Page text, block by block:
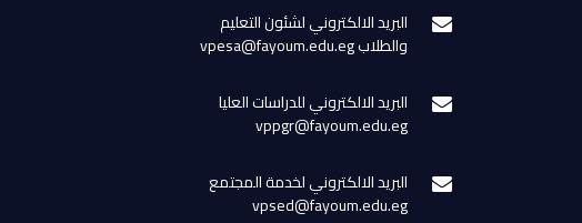
البريد الالكتروني لشئون التعليم
والطلاب vpesa@fayoum.edu.eg
البريد الالكتروني للدراسات العليا
vppgr@fayoum.edu.eg
البريد الالكتروني لخدمة المجتمع
vpsed@fayoum.edu.eg